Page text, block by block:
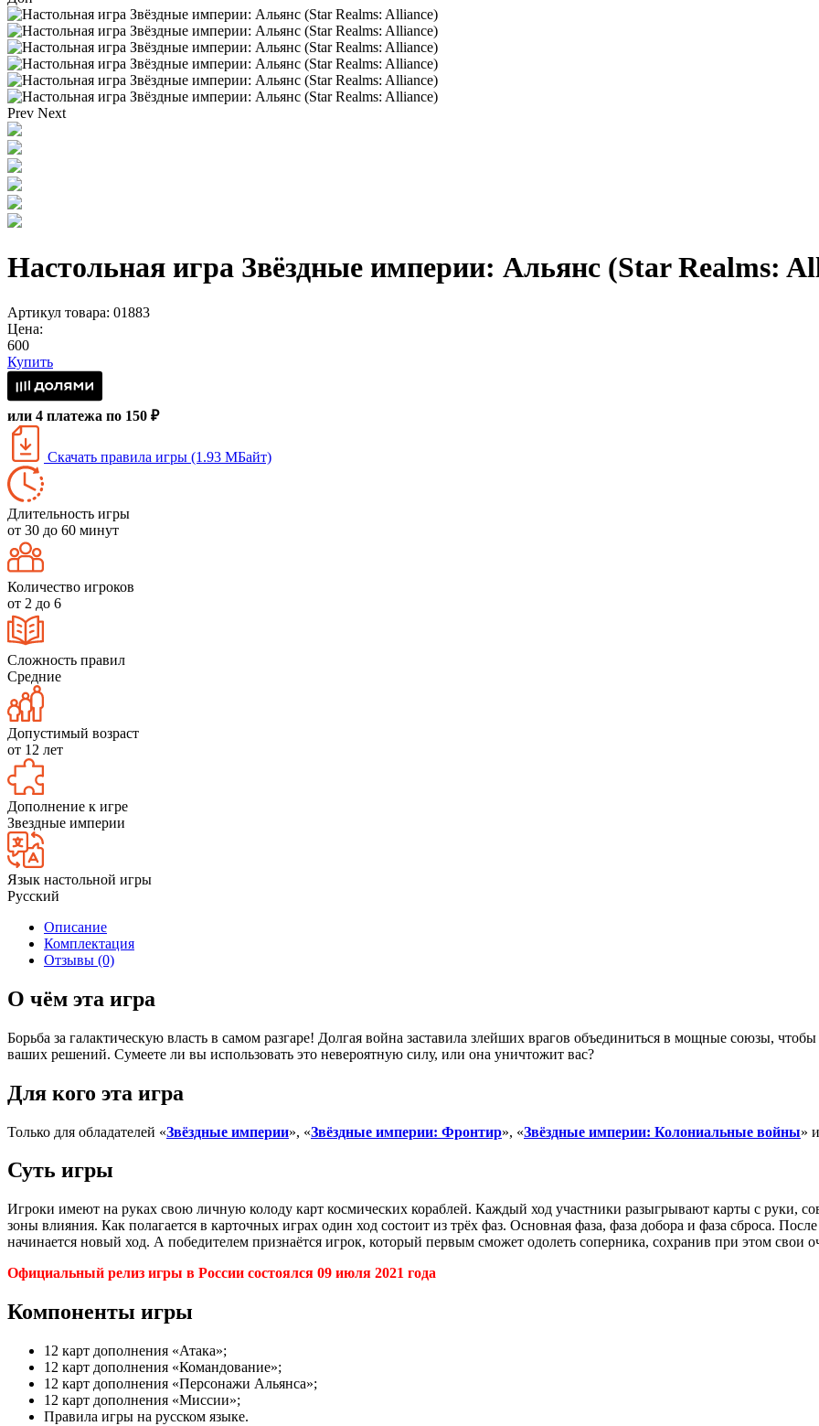
Prev Next
Настольная игра Звёздные империи: Альянс (Star Realms:
Артикул товара: 01883
Цена:
600
Купить
или 4 платежа по 150 ₽
Скачать правила игры (1.93 МБайт)
Длительность игры
от 30 до 60 минут
Количество игроков
от 2 до 6
Сложность правил
Средние
Допустимый возраст
от 12 лет
Дополнение к игре
Звездные империи
Язык настольной игры
Русский
Описание
Комплектация
Отзывы (0)
О чём эта игра
Борьба за галактическую власть в самом разгаре! Долгая война заставила злейших врагов объединиться в мощные союзы,
ваших решений. Сумеете ли вы использовать это невероятную силу, или она уничтожит вас?
Для кого эта игра
Только для обладателей «Звёздные империи», «Звёздные империи: Фронтир», «Звёздные империи: Колониальные войны»
Суть игры
Игроки имеют на руках свою личную колоду карт космических кораблей. Каждый ход участники разыгрывают карты с руки,
зоны влияния. Как полагается в карточных играх один ход состоит из трёх фаз. Основная фаза, фаза добора и фаза сброса.
начинается новый ход. А победителем признаётся игрок, который первым сможет одолеть соперника, сохранив при этом свои
Официальный релиз игры в России состоялся 09 июля 2021 года
Компоненты игры
12 карт дополнения «Атака»;
12 карт дополнения «Командование»;
12 карт дополнения «Персонажи Альянса»;
12 карт дополнения «Миссии»;
Правила игры на русском языке.